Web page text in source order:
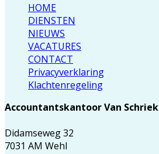
HOME
DIENSTEN
NIEUWS
VACATURES
CONTACT
Privacyverklaring
Klachtenregeling
Accountantskantoor Van Schriek
Didamseweg 32
7031 AM Wehl